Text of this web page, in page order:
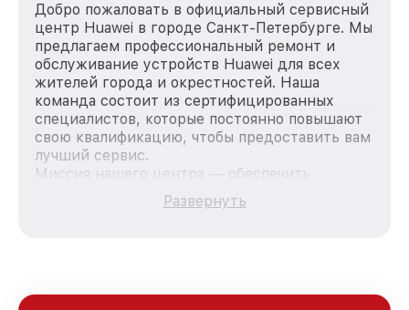
Добро пожаловать в официальный сервисный
центр Huawei в городе Санкт-Петербурге. Мы
предлагаем профессиональный ремонт и
обслуживание устройств Huawei для всех
жителей города и окрестностей. Наша
команда состоит из сертифицированных
специалистов, которые постоянно повышают
свою квалификацию, чтобы предоставить вам
лучший сервис.
Миссия нашего центра — обеспечить
качественный и доступный ремонт для
каждого пользователя продукции Huawei, вне
Развернуть